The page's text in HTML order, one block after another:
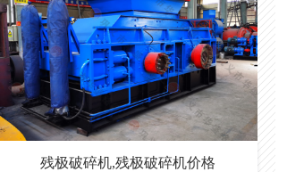
残极破碎机,残极破碎机价格